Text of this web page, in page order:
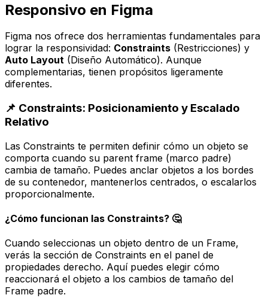
Responsivo en Figma
Figma nos ofrece dos herramientas fundamentales para
lograr la responsividad: Constraints (Restricciones) y
Auto Layout (Diseño Automático). Aunque
complementarias, tienen propósitos ligeramente
diferentes.
📌 Constraints: Posicionamiento y Escalado
Relativo
Las Constraints te permiten definir cómo un objeto se
comporta cuando su parent frame (marco padre)
cambia de tamaño. Puedes anclar objetos a los bordes
de su contenedor, mantenerlos centrados, o escalarlos
proporcionalmente.
¿Cómo funcionan las Constraints? 🤔
Cuando seleccionas un objeto dentro de un Frame,
verás la sección de Constraints en el panel de
propiedades derecho. Aquí puedes elegir cómo
reaccionará el objeto a los cambios de tamaño del
Frame padre.